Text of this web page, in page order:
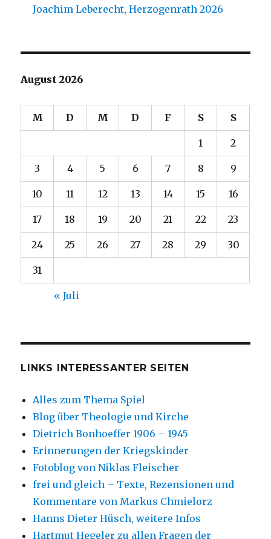
Joachim Leberecht, Herzogenrath 2026
August 2026
M D M D F S S
1 2
3 4 5 6 7 8 9
10 11 12 13 14 15 16
17 18 19 20 21 22 23
24 25 26 27 28 29 30
31
« Juli
LINKS INTERESSANTER SEITEN
Alles zum Thema Spiel
Blog über Theologie und Kirche
Dietrich Bonhoeffer 1906 – 1945
Erinnerungen der Kriegskinder
Fotoblog von Niklas Fleischer
frei und gleich – Texte, Rezensionen und
Kommentare von Markus Chmielorz
Hanns Dieter Hüsch, weitere Infos
Hartmut Hegeler zu allen Fragen der